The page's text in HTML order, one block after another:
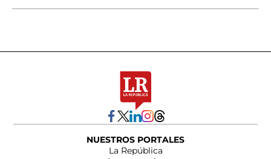
NUESTROS PORTALES
La República